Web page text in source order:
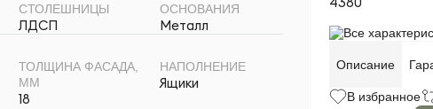
СТОЛЕШНИЦЫ
ЛДСП
ОСНОВАНИЯ
Металл
ТОЛЩИНА ФАСАДА,
ММ
18
НАПОЛНЕНИЕ
Ящики
Все
Описание
В избранное